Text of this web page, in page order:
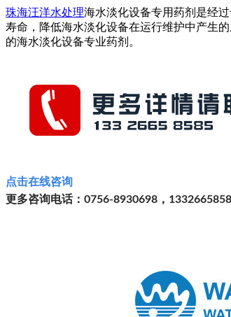
珠海汪洋水处理海水淡化设备专用药剂是经
寿命，降低海水淡化设备在运行维护中产生
的海水淡化设备专业药剂。
点击在线咨询
更多咨询电话：0756-8930698，